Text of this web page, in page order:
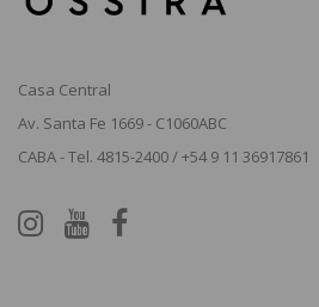
Casa Central
Av. Santa Fe 1669 - C1060ABC
CABA - Tel. 4815-2400 / +54 9 11 36917861